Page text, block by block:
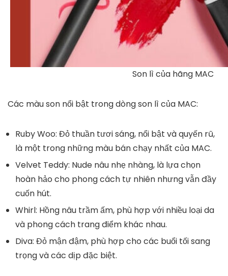
Son lì của hãng MAC
Các màu son nổi bật trong dòng son lì của MAC:
Ruby Woo: Đỏ thuần tươi sáng, nổi bật và quyến rũ,
là một trong những màu bán chạy nhất của MAC.
Velvet Teddy: Nude nâu nhẹ nhàng, là lựa chọn
hoàn hảo cho phong cách tự nhiên nhưng vẫn đầy
cuốn hút.
Whirl: Hồng nâu trầm ấm, phù hợp với nhiều loại da
và phong cách trang điểm khác nhau.
Diva: Đỏ mận đậm, phù hợp cho các buổi tối sang
trọng và các dịp đặc biệt.